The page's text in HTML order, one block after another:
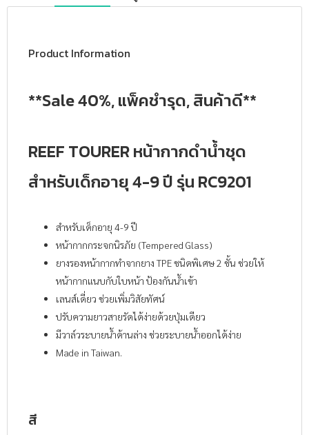
Product Information
**Sale 40%, แพ็คชำรุด, สินค้าดี**
REEF TOURER หน้ากากดำน้ำชุด
สำหรับเด็กอายุ 4-9 ปี รุ่น RC9201
สำหรับเด็กอายุ 4-9 ปี
หน้ากากกระจกนิรภัย (Tempered Glass)
ยางรองหน้ากากทำจากยาง TPE ชนิดพิเศษ 2 ชั้น ช่วยให้
หน้ากากแนบกับใบหน้า ป้องกันน้ำเข้า
เลนส์เดี่ยว ช่วยเพิ่มวิสัยทัศน์
ปรับความยาวสายรัดได้ง่ายด้วยปุ่มเดียว
มีวาล์วระบายน้ำด้านล่าง ช่วยระบายน้ำออกได้ง่าย
Made in Taiwan.
สี